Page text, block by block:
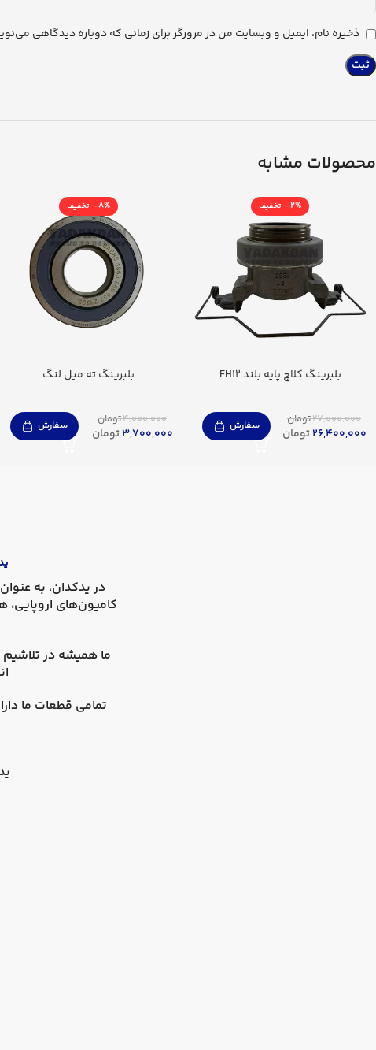
ذخیره نام، ایمیل و وبسایت من در مرورگر برای زمانی که دوباره دیدگاهی
محصولات مشابه
-2%
بلبرینگ کلاچ پایه بلند FH12
27,000,000تومان
26,400,000 تومان سفارش
-8%
بلبرینگ ته میل لنگ
4,000,000تومان
3,700,000 تومان سفارش
در یدکدان
کامیون‌های
ما همیشه در
تمامی قطعات ما